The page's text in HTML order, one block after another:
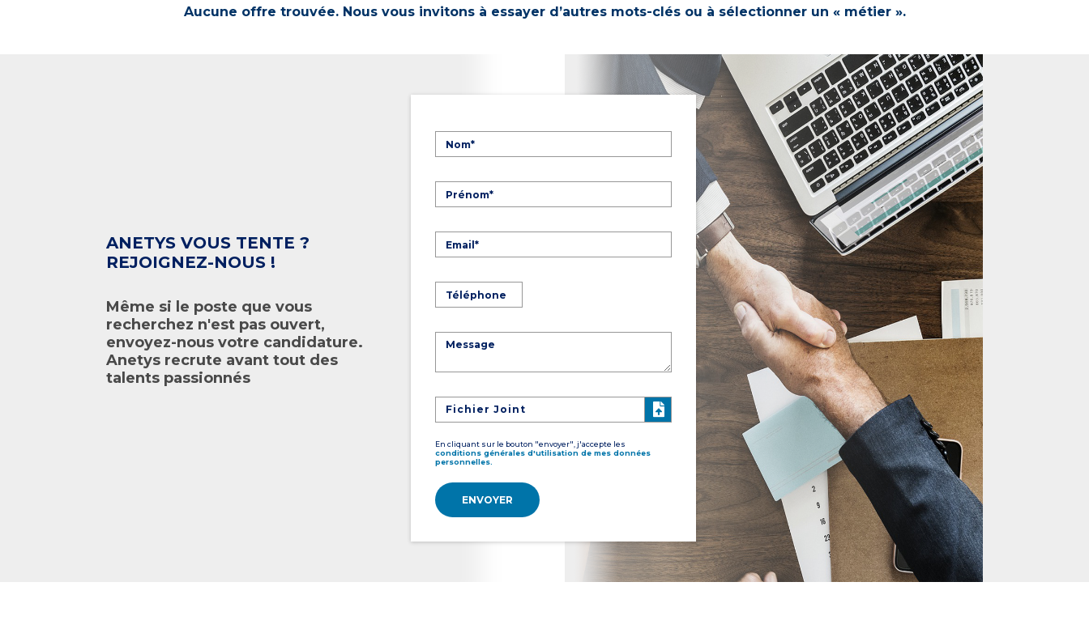
Aucune offre trouvée. Nous vous invitons à essayer d’autres mots-clés ou à sélectionner un « métier ».
ANETYS VOUS TENTE ?
REJOIGNEZ-NOUS !
Même si le poste que vous
recherchez n'est pas ouvert,
envoyez-nous votre candidature.
Anetys recrute avant tout des
talents passionnés
Fichier Joint
En cliquant sur le bouton "envoyer", j'accepte les
conditions générales d'utilisation de mes données
personnelles.
ENVOYER